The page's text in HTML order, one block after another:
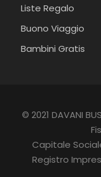
Liste Regalo
Buono Viaggio
Bambini Gratis
© 2021 DAVANI
Capitale
Registro